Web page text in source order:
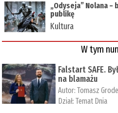
„Odyseja” Nolana
publikę
Kultura
W tym
Falstart SAFE.
na blamażu
Autor:Tomasz
Dział:Temat Dnia